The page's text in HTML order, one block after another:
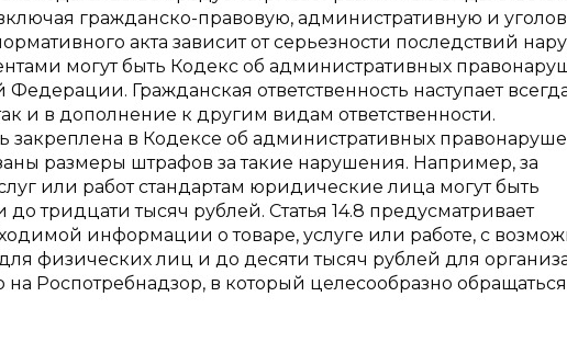
гражданско-правовую, административную и
акта зависит от серьезности последствий
могут быть Кодекс об административных
Гражданская ответственность наступает
и в дополнение к другим видам ответственности.
закреплена в Кодексе об административных
размеры штрафов за такие нарушения. Например, за
или работ стандартам юридические лица могут быть
тридцати тысяч рублей. Статья 14.8 предусматривает
информации о товаре, услуге или работе, с
физических лиц и до десяти тысяч рублей для
Роспотребнадзор, в который целесообразно